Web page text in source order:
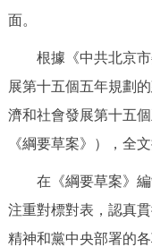
面。
根據《中共北京市
展第十五個五年規劃
濟和社會發展第十五
《綱要草案》），全
在《綱要草案》編
注重對標對表，認真
精神和黨中央部署的